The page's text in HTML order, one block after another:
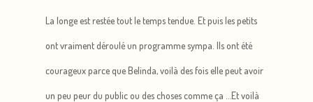
La longe est restée tout le temps tendue. Et puis les petits
ont vraiment déroulé un programme sympa. Ils ont été
courageux parce que Belinda, voilà des fois elle peut avoir
un peu peur du public ou des choses comme ça …Et voilà